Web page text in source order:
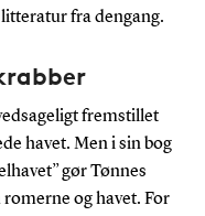
fra dengang.
fremstillet
havet. Men i sin bog
gør Tønnes
og havet. For